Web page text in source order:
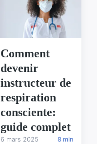
Comment
devenir
instructeur de
respiration
consciente:
guide complet
6 mars 2025 8 min